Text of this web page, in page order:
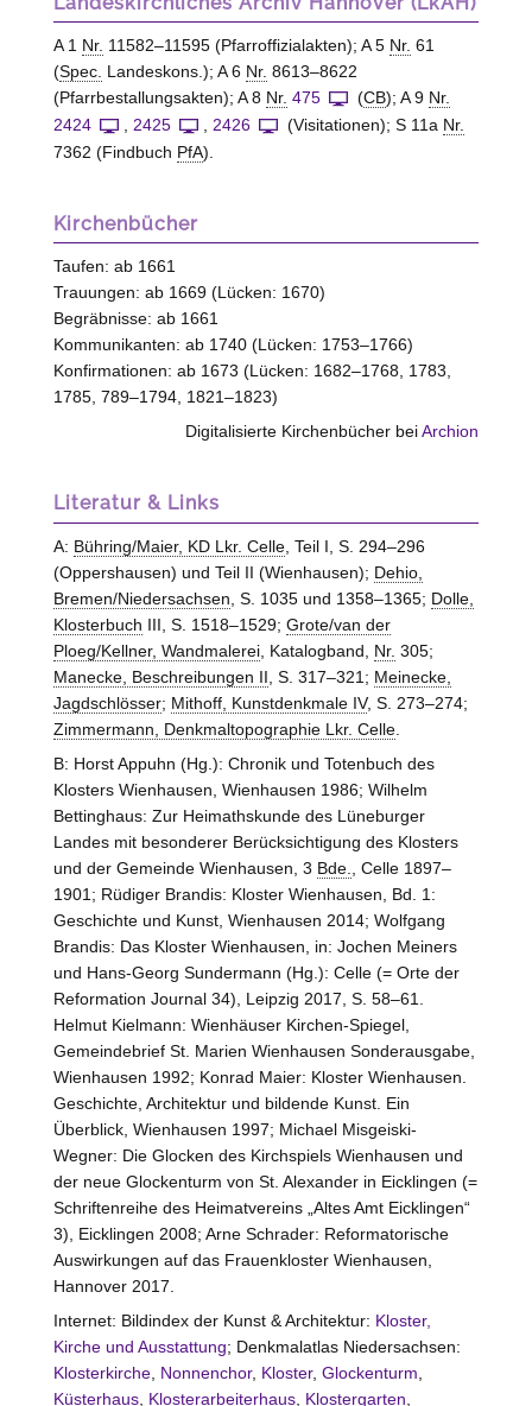
A 1 Nr. 11582–11595 (Pfarroffizialakten); A 5 Nr. 61
(Spec. Landeskons.); A 6 Nr. 8613–8622
(Pfarrbestallungsakten); A 8 Nr. 475 (CB); A 9 Nr.
2424
2425 2426 (Visitationen); S 11a Nr.
7362 (Findbuch PfA).
Kirchenbücher
Taufen: ab 1661
Trauungen: ab 1669 (Lücken: 1670)
Begräbnisse: ab 1661
Kommunikanten: ab 1740 (Lücken: 1753–1766)
Konfirmationen: ab 1673 (Lücken: 1682–1768, 1783,
1785, 789–1794, 1821–1823)
Digitalisierte Kirchenbücher beiArchion
Literatur & Links
A: Bühring/Maier, KD Lkr. Celle, Teil I, S. 294–296
(Oppershausen) und Teil II (Wienhausen); Dehio,
Bremen/Niedersachsen , S. 1035 und 1358–1365; Dolle,
Klosterbuch III, S. 1518–1529; Grote/van der
Ploeg/Kellner, Wandmalerei, Katalogband, Nr. 305;
Manecke, Beschreibungen II , S. 317–321; Meinecke,
Jagdschlösser; Mithoff, Kunstdenkmale IV, S. 273–274;
Zimmermann, Denkmaltopographie Lkr. Celle.
B: Horst Appuhn (Hg.): Chronik und Totenbuch des
Klosters Wienhausen , Wienhausen 1986; Wilhelm
Bettinghaus: Zur Heimathskunde des Lüneburger
Landes mit besonderer Berücksichtigung des Klosters
und der Gemeinde Wienhausen, 3 Bde.
, Celle 1897–
1901; Rüdiger Brandis: Kloster Wienhausen , Bd. 1:
Geschichte und Kunst, Wienhausen 2014; Wolfgang
Brandis: Das Kloster Wienhausen , in: Jochen Meiners
und Hans-Georg Sundermann (Hg.): Celle (= Orte der
Reformation Journal 34), Leipzig 2017, S. 58–61.
Helmut Kielmann: Wienhäuser Kirchen-Spiegel,
Gemeindebrief St. Marien Wienhausen Sonderausgabe,
Wienhausen 1992; Konrad Maier: Kloster Wienhausen
Geschichte, Architektur und bildende Kunst. Ein
Überblick, Wienhausen 1997; Michael Misgeiski-
Wegner: Die Glocken des Kirchspiels Wienhausen und
der neue Glockenturm von St. Alexander in Eicklingen (=
Schriftenreihe des Heimatvereins „Altes Amt Eicklingen“
3), Eicklingen 2008; Arne Schrader: Reformatorische
Auswirkungen auf das Frauenkloster Wienhausen
Hannover 2017.
Internet: Bildindex der Kunst & Architektur: Kloster,
Kirche und Ausstattung; Denkmalatlas Niedersachsen:
Klosterkirche, Nonnenchor, Kloster, Glockenturm
Küsterhaus, Klosterarbeiterhaus, Klostergarten